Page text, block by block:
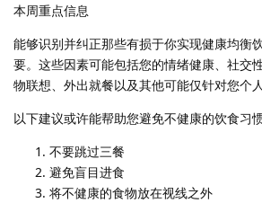
本周重点信息
能够识别并纠正那些有损于你实现健康均衡
要。这些因素可能包括您的情绪健康、社交
物联想、外出就餐以及其他可能仅针对您个人
以下建议或许能帮助您避免不健康的饮食习
不要跳过三餐
避免盲目进食
将不健康的食物放在视线之外